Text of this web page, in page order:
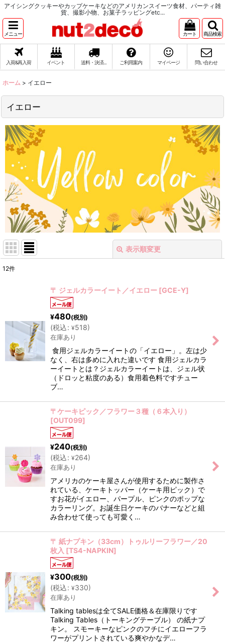
アイシングクッキーやカップケーキなどのアメリカンスイーツ食材、パーティ雑
貨、撮影小物、お菓子ラッピングetc...
メニュー カート 商品検索
入荷&再入荷 イベント 送料・決済... ご利用案内 マイページ 問い合わせ
ホーム > イエロー
イエロー
表示順変更
並び順:
絞り込む
12件
〒 ジェルカラーイート／イエロー [GCE-Y]
¥480(税別)
(税込: ¥518)
在庫あり
食用ジェルカラーイートの「イエロー」。左は少
なく、右は多めに入れた違いです 食用ジェルカラ
ーイートとは？ジェルカラーイートは、ジェル状
（ドロッと粘度のある）食用着色料ですチュー
ブ…
〒ケーキピック／フラワー３種（６本入り）
[OUT099]
¥240(税別)
(税込: ¥264)
在庫あり
アメリカのケーキ屋さんが使用するために製作さ
れている、ケーキトッパー（ケーキ用ピック）で
すお花がイエロー、パープル、ピンクのポップな
カラーリング。お誕生日ケーキのバナーなどと組
み合わせて使っても可愛く…
〒 紙ナプキン（33cm）トゥルリーフラワー／20
枚入 [TS4-NAPKIN]
¥300(税別)
(税込: ¥330)
在庫あり
Talking tablesは全てSALE価格＆在庫限りです
Talking Tables（トーキングテーブル） の紙ナプ
キン。 スモーキーなピンクのフチにイエローフラ
ワーがプリントされている爽やかなデ…